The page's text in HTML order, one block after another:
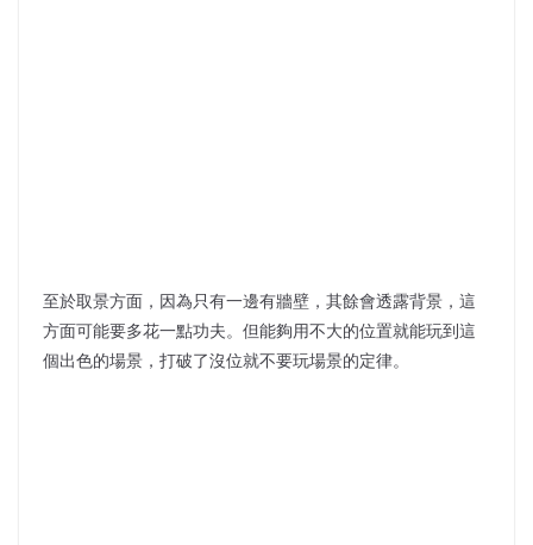
至於取景方面，因為只有一邊有牆壁，其餘會透露背景，這
方面可能要多花一點功夫。但能夠用不大的位置就能玩到這
個出色的場景，打破了沒位就不要玩場景的定律。